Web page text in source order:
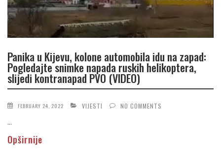
Panika u Kijevu, kolone automobila idu na zapad:
Pogledajte snimke napada ruskih helikoptera,
slijedi kontranapad PVO (VIDEO)
FEBRUARY 24, 2022 VIJESTI NO COMMENTS
...
Opširnije